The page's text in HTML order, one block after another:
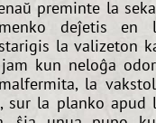
preminte la
deĵetis en
la valizeton
kun neloĝa
la
sur la planko apud